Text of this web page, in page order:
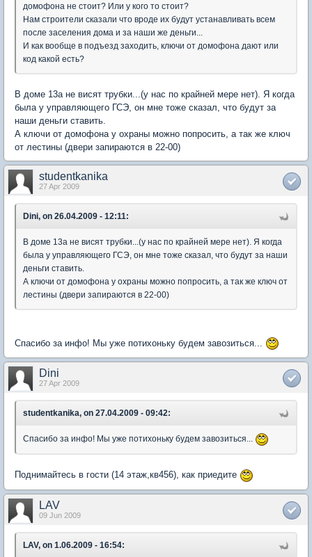
домофона не стоит? Или у кого то стоит?
Нам строители сказали что вроде их будут устанавливать всем
после заселения дома и за наши же деньги...
И как вообще в подъезд заходить, ключи от домофона дают или
код какой есть?
В доме 13а не висят трубки...(у нас по крайней мере нет). Я когда
была у управляющего ГСЭ, он мне тоже сказал, что будут за
наши деньги ставить.
А ключи от домофона у охраны можно попросить, а так же ключ
от лестины (двери запираются в 22-00)
studentkanika
27 Apr 2009
Dini, on 26.04.2009 - 12:11:
В доме 13а не висят трубки...(у нас по крайней мере нет). Я когда
была у управляющего ГСЭ, он мне тоже сказал, что будут за наши
деньги ставить.
А ключи от домофона у охраны можно попросить, а так же ключ от
лестины (двери запираются в 22-00)
Спасибо за инфо! Мы уже потихоньку будем завозиться...
Dini
27 Apr 2009
studentkanika, on 27.04.2009 - 09:42:
Спасибо за инфо! Мы уже потихоньку будем завозиться...
Поднимайтесь в гости (14 этаж,кв456), как приедите
LAV
09 Jun 2009
LAV, on 1.06.2009 - 16:54: